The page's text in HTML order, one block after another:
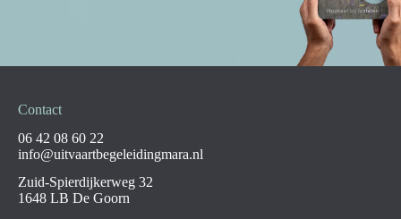
Contact
06 42 08 60 22
info@uitvaartbegeleidingmara.nl
Zuid-Spierdijkerweg 32
1648 LB De Goorn